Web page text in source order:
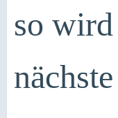
so